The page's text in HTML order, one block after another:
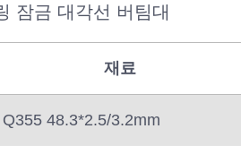
재료
Q355 48.3*2.5/3.2mm